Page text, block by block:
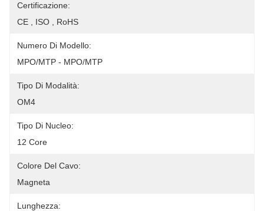
Certificazione:
CE , ISO , RoHS
Numero Di Modello:
MPO/MTP - MPO/MTP
Tipo Di Modalità:
OM4
Tipo Di Nucleo:
12 Core
Colore Del Cavo:
Magneta
Lunghezza: